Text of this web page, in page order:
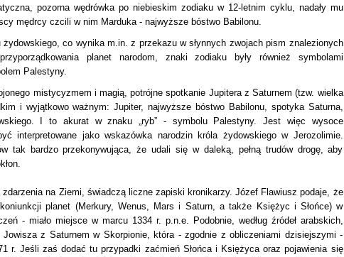
pozorna wędrówka po niebieskim zodiaku w 12-letnim cyklu, nadały mu
mędrcy czcili w nim Marduka - najwyższe bóstwo Babilonu.
żydowskiego, co wynika m.in. z przekazu w słynnych zwojach pism znalezionych
planet narodom, znaki zodiaku były również symbolami
Palestyny.
mistycyzmem i magią, potrójne spotkanie Jupitera z Saturnem (tzw. wielka
i wyjątkowo ważnym: Jupiter, najwyższe bóstwo Babilonu, spotyka Saturna,
I to akurat w znaku „ryb” - symbolu Palestyny. Jest więc wysoce
interpretowane jako wskazówka narodzin króla żydowskiego w Jerozolimie.
tak bardzo przekonywująca, że udali się w daleką, pełną trudów drogę, aby
na Ziemi, świadczą liczne zapiski kronikarzy. Józef Flawiusz podaje, że
planet (Merkury, Wenus, Mars i Saturn, a także Księżyc i Słońce) w
- miało miejsce w marcu 1334 r. p.n.e. Podobnie, według źródeł arabskich,
Jowisza z Saturnem w Skorpionie, która - zgodnie z obliczeniami dzisiejszymi -
r. Jeśli zaś dodać tu przypadki zaćmień Słońca i Księżyca oraz pojawienia się